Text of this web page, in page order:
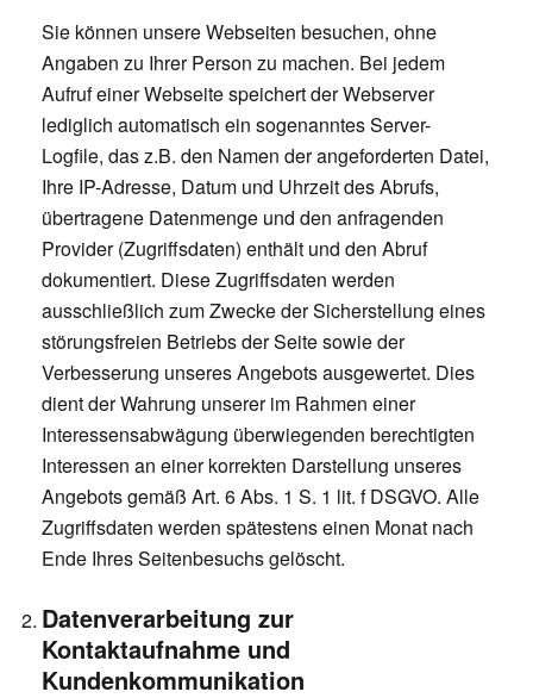
Sie können unsere Webseiten besuchen, ohne
Angaben zu Ihrer Person zu machen. Bei jedem
Aufruf einer Webseite speichert der Webserver
lediglich automatisch ein sogenanntes Server-
Logfile, das z.B. den Namen der angeforderten Datei,
Ihre IP-Adresse, Datum und Uhrzeit des Abrufs,
übertragene Datenmenge und den anfragenden
Provider (Zugriffsdaten) enthält und den Abruf
dokumentiert. Diese Zugriffsdaten werden
ausschließlich zum Zwecke der Sicherstellung eines
störungsfreien Betriebs der Seite sowie der
Verbesserung unseres Angebots ausgewertet. Dies
dient der Wahrung unserer im Rahmen einer
Interessensabwägung überwiegenden berechtigten
Interessen an einer korrekten Darstellung unseres
Angebots gemäß Art. 6 Abs. 1 S. 1 lit. f DSGVO. Alle
Zugriffsdaten werden spätestens einen Monat nach
Ende Ihres Seitenbesuchs gelöscht.
Datenverarbeitung zur
Kontaktaufnahme und
Kundenkommunikation